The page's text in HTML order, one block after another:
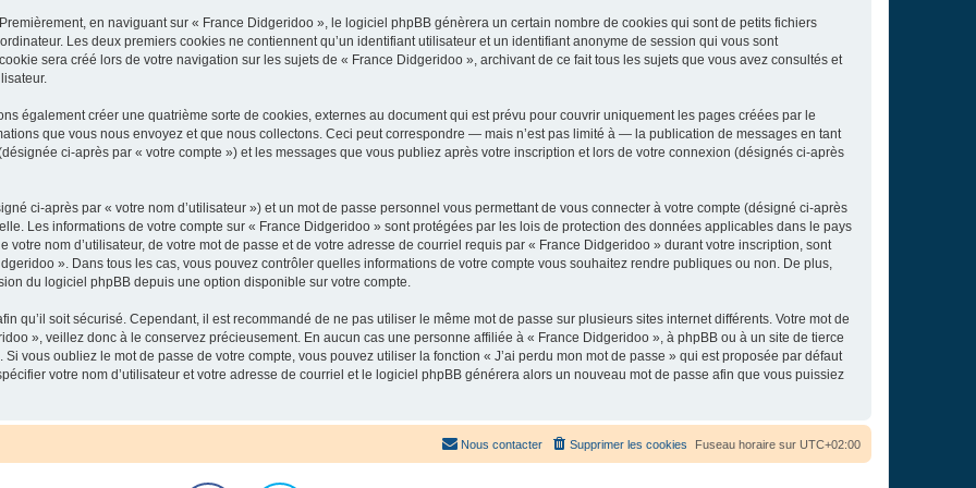
en naviguant sur « France Didgeridoo », le logiciel phpBB génèrera un certain nombre de cookies qui sont de petits fichiers
Les deux premiers cookies ne contiennent qu’un identifiant utilisateur et un identifiant anonyme de session qui vous sont
sera créé lors de votre navigation sur les sujets de « France Didgeridoo », archivant de ce fait tous les sujets que vous avez consultés et
également créer une quatrième sorte de cookies, externes au document qui est prévu pour couvrir uniquement les pages créées par le
que vous nous envoyez et que nous collectons. Ceci peut correspondre — mais n’est pas limité à — la publication de messages en tant
ci-après par « votre compte ») et les messages que vous publiez après votre inscription et lors de votre connexion (désignés ci-après
ci-après par « votre nom d’utilisateur ») et un mot de passe personnel vous permettant de vous connecter à votre compte (désigné ci-après
Les informations de votre compte sur « France Didgeridoo » sont protégées par les lois de protection des données applicables dans le pays
nom d’utilisateur, de votre mot de passe et de votre adresse de courriel requis par « France Didgeridoo » durant votre inscription, sont
». Dans tous les cas, vous pouvez contrôler quelles informations de votre compte vous souhaitez rendre publiques ou non. De plus,
du logiciel phpBB depuis une option disponible sur votre compte.
qu’il soit sécurisé. Cependant, il est recommandé de ne pas utiliser le même mot de passe sur plusieurs sites internet différents. Votre mot de
», veillez donc à le conservez précieusement. En aucun cas une personne affiliée à « France Didgeridoo », à phpBB ou à un site de tierce
vous oubliez le mot de passe de votre compte, vous pouvez utiliser la fonction « J’ai perdu mon mot de passe » qui est proposée par défaut
votre nom d’utilisateur et votre adresse de courriel et le logiciel phpBB générera alors un nouveau mot de passe afin que vous puissiez
Fuseau horaire sur UTC+02:00
Supprimer les cookies
Nous contacter